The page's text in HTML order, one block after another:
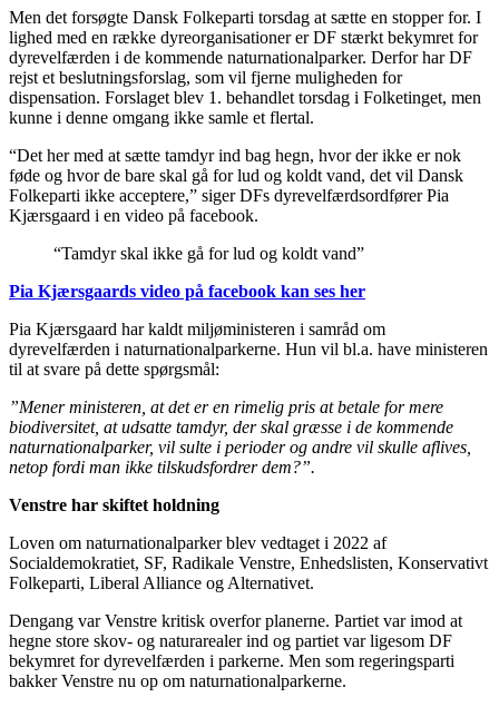
Men det forsøgte Dansk Folkeparti torsdag at sætte en stopper for. I
lighed med en række dyreorganisationer er DF stærkt bekymret for
dyrevelfærden i de kommende naturnationalparker. Derfor har DF
rejst et beslutningsforslag, som vil fjerne muligheden for
dispensation. Forslaget blev 1. behandlet torsdag i Folketinget, men
kunne i denne omgang ikke samle et flertal.
“Det her med at sætte tamdyr ind bag hegn, hvor der ikke er nok
føde og hvor de bare skal gå for lud og koldt vand, det vil Dansk
Folkeparti ikke acceptere,” siger DFs dyrevelfærdsordfører Pia
Kjærsgaard i en video på facebook.
“Tamdyr skal ikke gå for lud og koldt vand”
Pia Kjærsgaards video på facebook kan ses her
Pia Kjærsgaard har kaldt miljøministeren i samråd om
dyrevelfærden i naturnationalparkerne. Hun vil bl.a. have ministeren
til at svare på dette spørgsmål:
”Mener ministeren, at det er en rimelig pris at betale for mere
biodiversitet, at udsatte tamdyr, der skal græsse i de kommende
naturnationalparker, vil sulte i perioder og andre vil skulle aflives,
netop fordi man ikke tilskudsfordrer dem?”.
Venstre har skiftet holdning
Loven om naturnationalparker blev vedtaget i 2022 af
Socialdemokratiet, SF, Radikale Venstre, Enhedslisten, Konservativt
Folkeparti, Liberal Alliance og Alternativet.
Dengang var Venstre kritisk overfor planerne. Partiet var imod at
hegne store skov- og naturarealer ind og partiet var ligesom DF
bekymret for dyrevelfærden i parkerne. Men som regeringsparti
bakker Venstre nu op om naturnationalparkerne.